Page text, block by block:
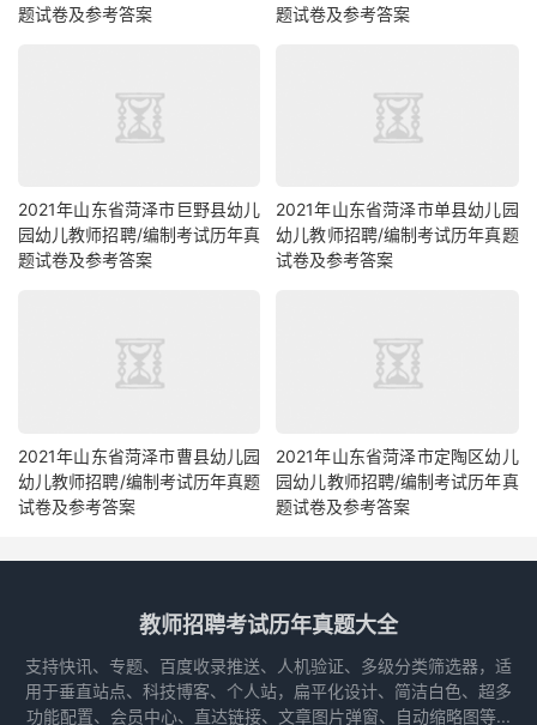
题试卷及参考答案
题试卷及参考答案
2021年山东省菏泽市巨野县幼儿
园幼儿教师招聘/编制考试历年真
题试卷及参考答案
2021年山东省菏泽市单县幼儿园
幼儿教师招聘/编制考试历年真题
试卷及参考答案
2021年山东省菏泽市曹县幼儿园
幼儿教师招聘/编制考试历年真题
试卷及参考答案
2021年山东省菏泽市定陶区幼儿
园幼儿教师招聘/编制考试历年真
题试卷及参考答案
教师招聘考试历年真题大全
支持快讯、专题、百度收录推送、人机验证、多级分类筛选器，适
用于垂直站点、科技博客、个人站，扁平化设计、简洁白色、超多
功能配置、会员中心、直达链接、文章图片弹窗、自动缩略图等...